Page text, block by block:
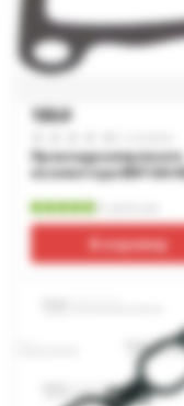
186
Прокладка впускного
коллектора BRP SM-
В корзину